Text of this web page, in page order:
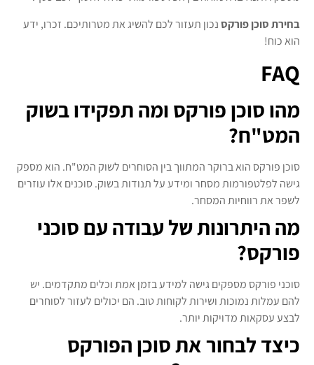
בחירת סוכן פורקסנכון תעזור לכם להשיג את מטרותיכם. זכרו, ידע
הוא כוח!
FAQ
מהו סוכן פורקס ומה תפקידו בשוק
המט"ח?
סוכן פורקס הוא ברוקר המתווך בין הסוחרים לשוק המט"ח. הוא מספק
גישה לפלטפורמות מסחר ומידע על תנודות בשוק. סוכנים אלו עוזרים
לשפר את רווחיות המסחר.
מה היתרונות של עבודה עם סוכני
פורקס?
סוכני פורקס מספקים גישה למידע בזמן אמת וכלים מתקדמים. יש
להם עמלות נמוכות ושירות לקוחות טוב. הם יכולים לעזור לסוחרים
לבצע עסקאות מדויקות יותר.
כיצד לבחור את סוכן הפורקס